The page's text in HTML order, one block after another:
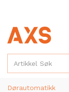
Dørautomatikk